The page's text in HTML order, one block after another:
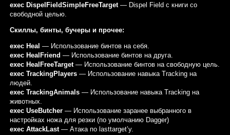
exec DispelFieldSimpleFreeTarget— Dispel Field с книги со
свободной целью.
Скиллы, бинты, бучеры и прочее:
exec Heal — Использование бинтов на себя.
exec HealFriend — Использование бинтов на друга.
exec HealFreeTarget— Использование бинтов на свободную цель.
exec TrackingPlayers— Использование навыка Tracking на
людей.
exec TrackingAnimals— Использование навыка Tracking на
животных.
exec UseButcher— Использование заранее выбранного в
настройках ножа для резки (по умолчанию Dagger)
exec AttackLast— Атака по lasttarget’у.